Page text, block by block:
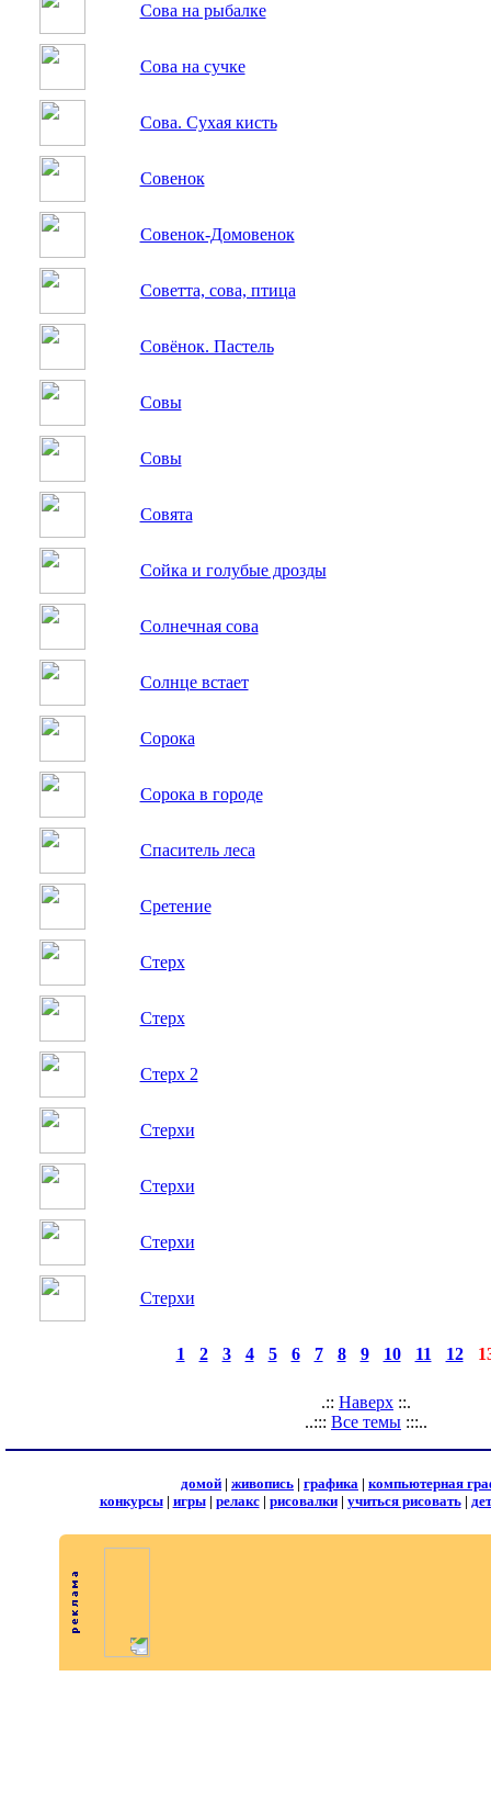
Сова на рыбалке
Сова на сучке
Сова. Сухая кисть
Совенок
Совенок-Домовенок
Советта, сова, птица
Совёнок. Пастель
Совы
Совы
Совята
Сойка и голубые дрозды
Солнечная сова
Солнце встает
Сорока
Сорока в городе
Спаситель леса
Сретение
Стерх
Стерх
Стерх 2
Стерхи
Стерхи
Стерхи
Стерхи
1 2· 3· 4· 5· 6· 7· 8· 9· 10· 11 12·
.:: Наверх ::.
..::: Все темы :::..
домой | живопись | графика | компьютерная
конкурсы| игры| релакс| рисовалки| учиться рисовать|